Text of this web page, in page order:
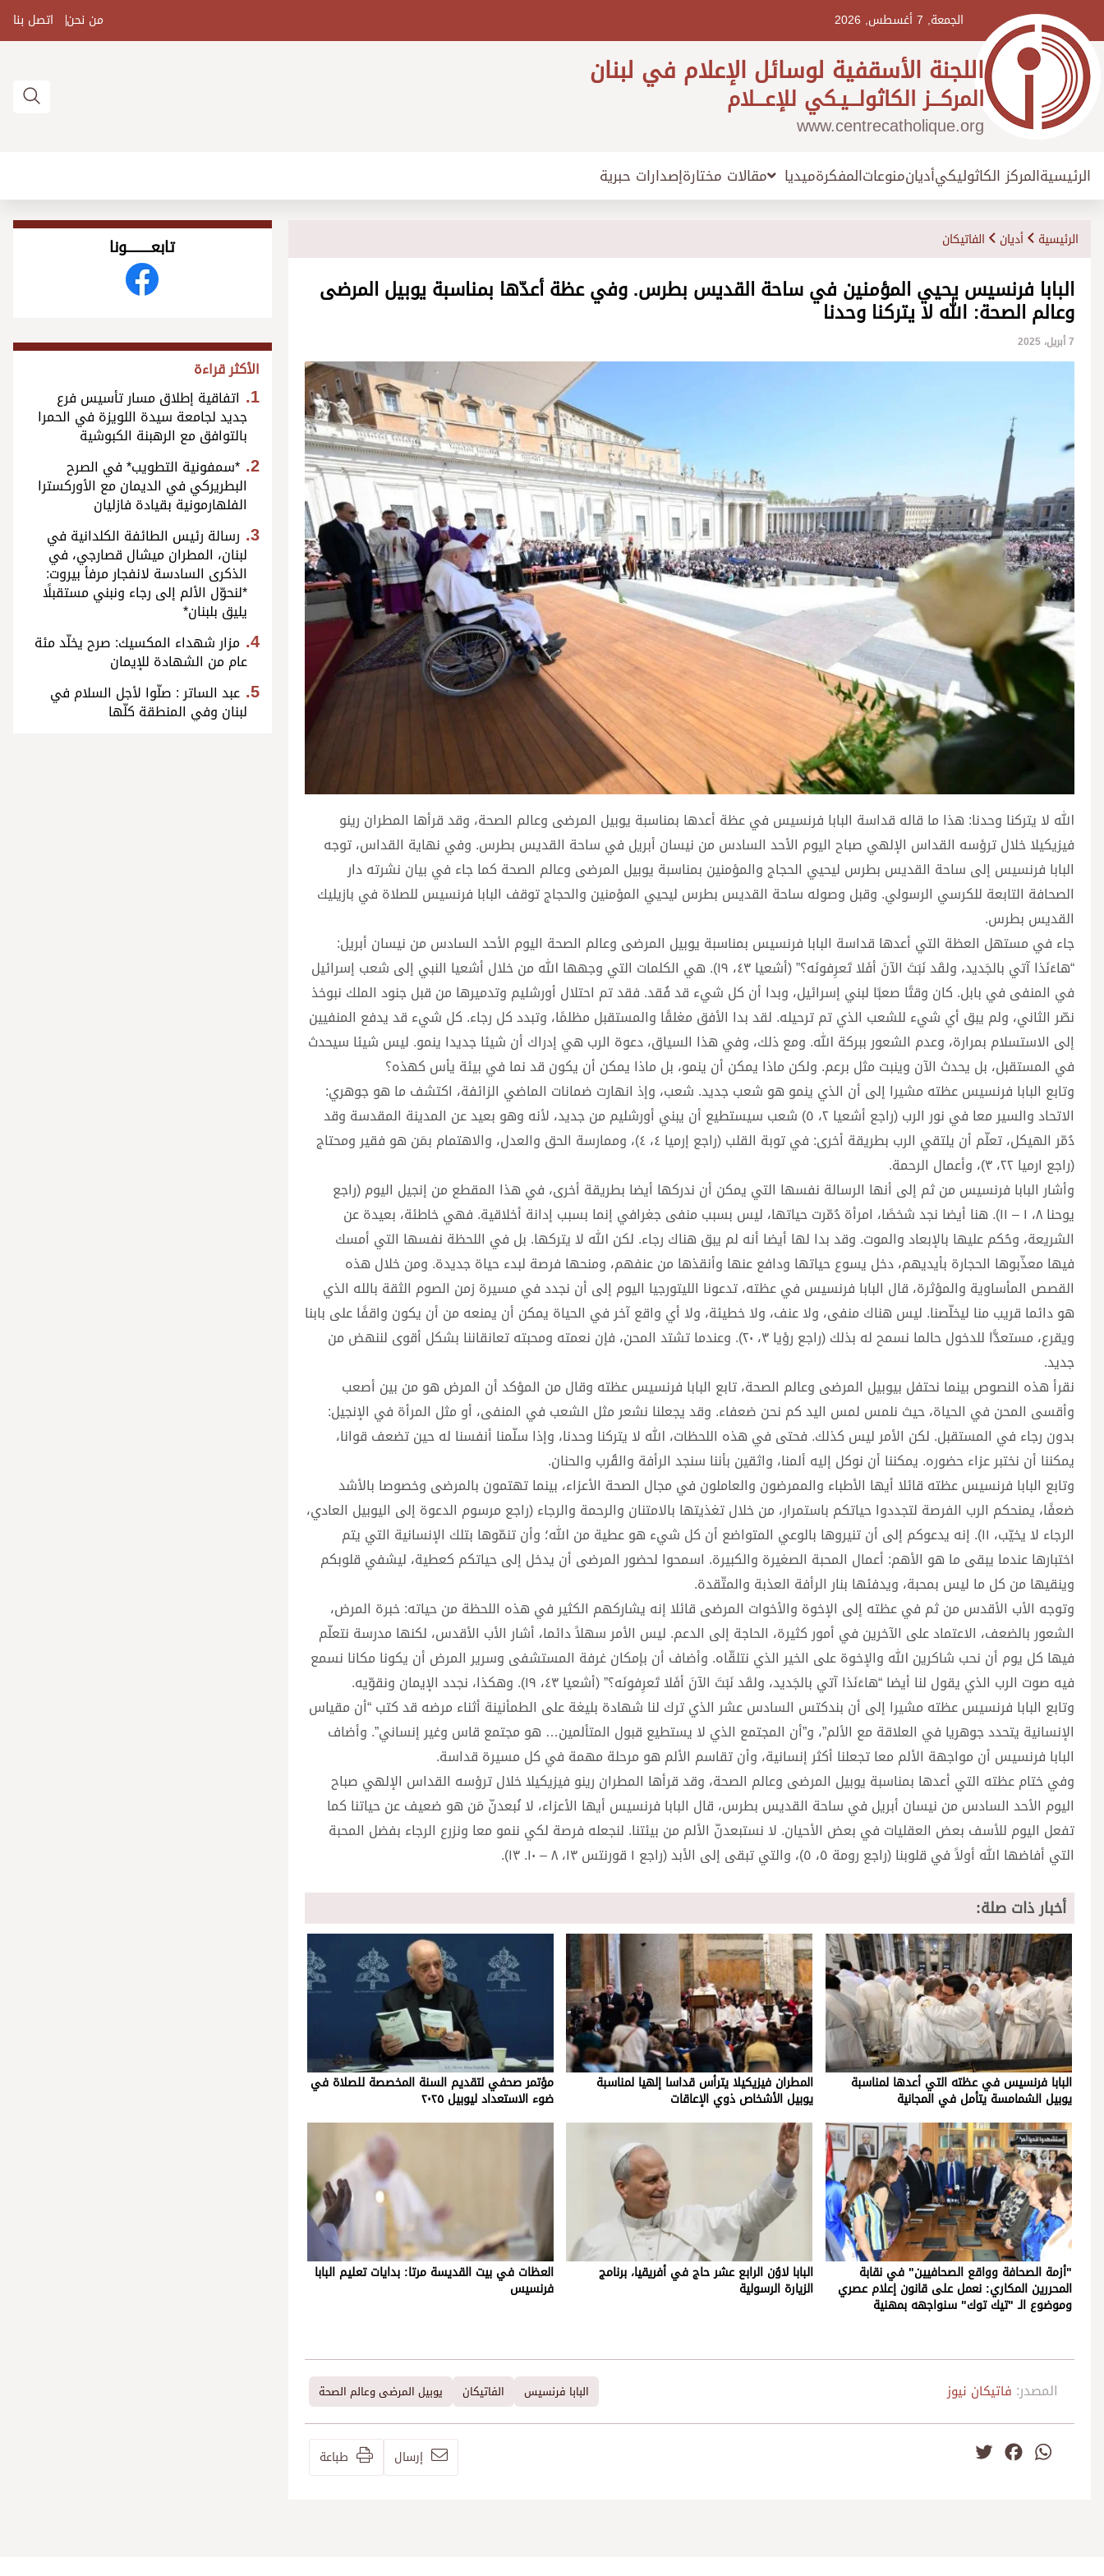
الجمعة, 7 أغسطس, 2026 من نحن اتصل بنا
اللجنة الأسقفية لوسائل الإعلام في لبنان
المركـــز الكاثولـــيـكي للإعـــلام
www.centrecatholique.org
الرئيسيةالمركز الكاثوليكيأديانمنوعاتالمفكرةميديا مقالات مختارةإصدارات حبرية
الرئيسية أديان الفاتيكان
البابا فرنسيس يحيي المؤمنين في ساحة القديس بطرس. وفي عظة أعدّها بمناسبة يوبيل المرضى
وعالم الصحة: الله لا يتركنا وحدنا
7 أبريل، 2025
الله لا يتركنا وحدنا: هذا ما قاله قداسة البابا فرنسيس في عظة أعدها بمناسبة يوبيل المرضى وعالم الصحة، وقد قرأها المطران رينو
فيزيكيلا خلال ترؤسه القداس الإلهي صباح اليوم الأحد السادس من نيسان أبريل في ساحة القديس بطرس. وفي نهاية القداس، توجه
البابا فرنسيس إلى ساحة القديس بطرس ليحيي الحجاج والمؤمنين بمناسبة يوبيل المرضى وعالم الصحة كما جاء في بيان نشرته دار
الصحافة التابعة للكرسي الرسولي. وقبل وصوله ساحة القديس بطرس ليحيي المؤمنين والحجاج توقف البابا فرنسيس للصلاة في بازيليك
القديس بطرس.
جاء في مستهل العظة التي أعدها قداسة البابا فرنسيس بمناسبة يوبيل المرضى وعالم الصحة اليوم الأحد السادس من نيسان أبريل:
“هاءَنَذا آتي بالجَديد، ولقَد نَبَتَ الآنَ أفَلا تَعرِفونَه؟” (أشعيا ٤٣، ١٩). هي الكلمات التي وجهها الله من خلال أشعيا النبي إلى شعب إسرائيل
في المنفى في بابل. كان وقتًا صعبًا لبني إسرائيل، وبدا أن كل شيء قد فُقد. فقد تم احتلال أورشليم وتدميرها من قبل جنود الملك نبوخذ
نصّر الثاني، ولم يبق أي شيء للشعب الذي تم ترحيله. لقد بدا الأفق مغلقًا والمستقبل مظلمًا، وتبدد كل رجاء. كل شيء قد يدفع المنفيين
إلى الاستسلام بمرارة، وعدم الشعور ببركة الله. ومع ذلك، وفي هذا السياق، دعوة الرب هي إدراك أن شيئا جديدا ينمو. ليس شيئا سيحدث
في المستقبل، بل يحدث الآن وينبت مثل برعم. ولكن ماذا يمكن أن ينمو، بل ماذا يمكن أن يكون قد نما في بيئة يأس كهذه؟
وتابع البابا فرنسيس عظته مشيرا إلى أن الذي ينمو هو شعب جديد. شعب، وإذ انهارت ضمانات الماضي الزائفة، اكتشف ما هو جوهري:
الاتحاد والسير معا في نور الرب (راجع أشعيا ٢، ٥) شعب سيستطيع أن يبني أورشليم من جديد، لأنه وهو بعيد عن المدينة المقدسة وقد
دُمّر الهيكل، تعلّم أن يلتقي الرب بطريقة أخرى: في توبة القلب (راجع إرميا ٤، ٤)، وممارسة الحق والعدل، والاهتمام بمَن هو فقير ومحتاج
(راجع ارميا ٢٢، ٣)، وأعمال الرحمة.
وأشار البابا فرنسيس من ثم إلى أنها الرسالة نفسها التي يمكن أن ندركها أيضا بطريقة أخرى، في هذا المقطع من إنجيل اليوم (راجع
يوحنا ٨، ١ – ١١). هنا أيضا نجد شخصًا، امرأة دُمّرت حياتها، ليس بسبب منفى جغرافي إنما بسبب إدانة أخلاقية. فهي خاطئة، بعيدة عن
الشريعة، وحُكم عليها بالإبعاد والموت. وقد بدا لها أيضا أنه لم يبق هناك رجاء. لكن الله لا يتركها. بل في اللحظة نفسها التي أمسك
فيها معذّبوها الحجارة بأيديهم، دخل يسوع حياتها ودافع عنها وأنقذها من عنفهم، ومنحها فرصة لبدء حياة جديدة. ومن خلال هذه
القصص المأساوية والمؤثرة، قال البابا فرنسيس في عظته، تدعونا الليتورجيا اليوم إلى أن نجدد في مسيرة زمن الصوم الثقة بالله الذي
هو دائما قريب منا ليخلّصنا. ليس هناك منفى، ولا عنف، ولا خطيئة، ولا أي واقع آخر في الحياة يمكن أن يمنعه من أن يكون واقفًا على بابنا
ويقرع، مستعدًّا للدخول حالما نسمح له بذلك (راجع رؤيا ٣، ٢٠). وعندما تشتد المحن، فإن نعمته ومحبته تعانقاننا بشكل أقوى لننهض من
جديد.
نقرأ هذه النصوص بينما نحتفل بيوبيل المرضى وعالم الصحة، تابع البابا فرنسيس عظته وقال من المؤكد أن المرض هو من بين أصعب
وأقسى المحن في الحياة، حيث نلمس لمس اليد كم نحن ضعفاء. وقد يجعلنا نشعر مثل الشعب في المنفى، أو مثل المرأة في الإنجيل:
بدون رجاء في المستقبل. لكن الأمر ليس كذلك. فحتى في هذه اللحظات، الله لا يتركنا وحدنا، وإذا سلّمنا أنفسنا له حين تضعف قوانا،
يمكننا أن نختبر عزاء حضوره. يمكننا أن نوكل إليه ألمنا، واثقين بأننا سنجد الرأفة والقُرب والحنان.
وتابع البابا فرنسيس عظته قائلا أيها الأطباء والممرضون والعاملون في مجال الصحة الأعزاء، بينما تهتمون بالمرضى وخصوصا بالأشد
ضعفًا، يمنحكم الرب الفرصة لتجددوا حياتكم باستمرار، من خلال تغذيتها بالامتنان والرحمة والرجاء (راجع مرسوم الدعوة إلى اليوبيل العادي،
الرجاء لا يخيّب، ١١). إنه يدعوكم إلى أن تنيروها بالوعي المتواضع أن كل شيء هو عطية من الله؛ وأن تنمّوها بتلك الإنسانية التي يتم
اختبارها عندما يبقى ما هو الأهم: أعمال المحبة الصغيرة والكبيرة. اسمحوا لحضور المرضى أن يدخل إلى حياتكم كعطية، ليشفي قلوبكم
وينقيها من كل ما ليس بمحبة، ويدفئها بنار الرأفة العذبة والمتّقدة.
وتوجه الأب الأقدس من ثم في عظته إلى الإخوة والأخوات المرضى قائلا إنه يشاركهم الكثير في هذه اللحظة من حياته: خبرة المرض،
الشعور بالضعف، الاعتماد على الآخرين في أمور كثيرة، الحاجة إلى الدعم. ليس الأمر سهلاً دائما، أشار الأب الأقدس، لكنها مدرسة نتعلّم
فيها كل يوم أن نحب شاكرين الله والإخوة على الخير الذي نتلقّاه. وأضاف أن بإمكان غرفة المستشفى وسرير المرض أن يكونا مكانا نسمع
فيه صوت الرب الذي يقول لنا أيضا “هاءَنَذا آتي بالجَديد، ولقَد نَبَتَ الآنَ أفَلا تَعرِفونَه؟” (أشعيا ٤٣، ١٩). وهكذا، نجدد الإيمان ونقوّيه.
وتابع البابا فرنسيس عظته مشيرا إلى أن بندكتس السادس عشر الذي ترك لنا شهادة بليغة على الطمأنينة أثناء مرضه قد كتب “أن مقياس
الإنسانية يتحدد جوهريا في العلاقة مع الألم”، و”أن المجتمع الذي لا يستطيع قبول المتألمين… هو مجتمع قاس وغير إنساني”. وأضاف
البابا فرنسيس أن مواجهة الألم معا تجعلنا أكثر إنسانية، وأن تقاسم الألم هو مرحلة مهمة في كل مسيرة قداسة.
وفي ختام عظته التي أعدها بمناسبة يوبيل المرضى وعالم الصحة، وقد قرأها المطران رينو فيزيكيلا خلال ترؤسه القداس الإلهي صباح
اليوم الأحد السادس من نيسان أبريل في ساحة القديس بطرس، قال البابا فرنسيس أيها الأعزاء، لا نُبعدنّ مَن هو ضعيف عن حياتنا كما
تفعل اليوم للأسف بعض العقليات في بعض الأحيان. لا نستبعدنّ الألم من بيئتنا. لنجعله فرصة لكي ننمو معا ونزرع الرجاء بفضل المحبة
التي أفاضها الله أولاً في قلوبنا (راجع رومة ٥، ٥)، والتي تبقى إلى الأبد (راجع ١ قورنتس ١٣، ٨ – ١٠. ١٣).
أخبار ذات صلة:
البابا فرنسيس في عظته التي أعدها لمناسبة
يوبيل الشمامسة يتأمل في المجانية
"أزمة الصحافة وواقع الصحافيين" في نقابة
المحررين المكاري: نعمل على قانون إعلام عصري
وموضوع الـ "تيك توك" سنواجهه بمهنية
المطران فيزيكيلا يترأس قداسا إلهيا لمناسبة
يوبيل الأشخاص ذوي الإعاقات
البابا لاوُن الرابع عشر حاج في أفريقيا، برنامج
الزيارة الرسولية
مؤتمر صحفي لتقديم السنة المخصصة للصلاة في
ضوء الاستعداد ليوبيل ٢٠٢٥
العظات في بيت القديسة مرتا: بدايات تعليم البابا
فرنسيس
المصدر: فاتيكان نيوز البابا فرنسيس الفاتيكان يوبيل المرضى وعالم الصحة
WhatsApp
Facebook إرسال طباعة
تابعــــــــــونا
الأكثر قراءة
اتفاقية إطلاق مسار تأسيس فرع
جديد لجامعة سيدة اللويزة في الحمرا
بالتوافق مع الرهبنة الكبوشية
*سمفونية التطويب* في الصرح
البطريركي في الديمان مع الأوركسترا
الفلهارمونية بقيادة فازليان
رسالة رئيس الطائفة الكلدانية في
لبنان، المطران ميشال قصارجي، في
الذكرى السادسة لانفجار مرفأ بيروت:
*لنحوّل الألم إلى رجاء ونبني مستقبلًا
يليق بلبنان*
مزار شهداء المكسيك: صرح يخلّد مئة
عام من الشهادة للإيمان
عبد الساتر : صلّوا لأجل السلام في
لبنان وفي المنطقة كلّها